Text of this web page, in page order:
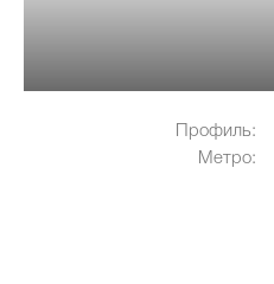
Профиль:
Метро: